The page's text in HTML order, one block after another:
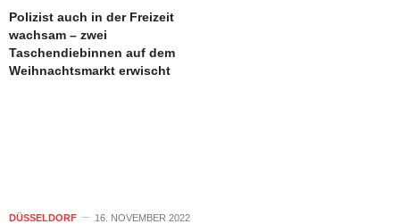
Polizist auch in der Freizeit
wachsam – zwei
Taschendiebinnen auf dem
Weihnachtsmarkt erwischt
DÜSSELDORF 16. NOVEMBER 2022